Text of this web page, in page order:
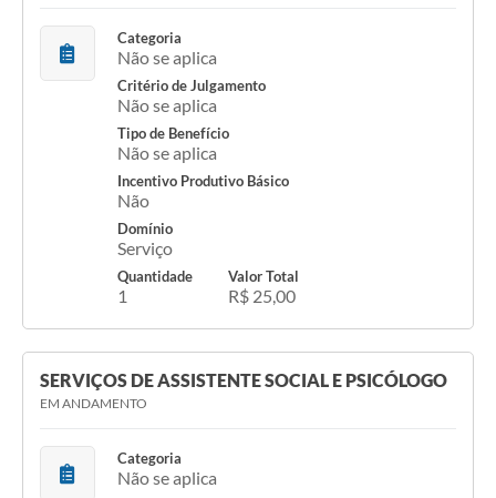
Categoria
Não se aplica
Critério de Julgamento
Não se aplica
Tipo de Benefício
Não se aplica
Incentivo Produtivo Básico
Não
Domínio
Serviço
Quantidade
1
Valor Total
R$ 25,00
SERVIÇOS DE ASSISTENTE SOCIAL E PSICÓLOGO
EM ANDAMENTO
Categoria
Não se aplica